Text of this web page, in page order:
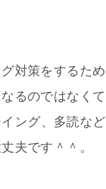
対策をするた
るのではなく
ング、多読な
夫です＾＾。